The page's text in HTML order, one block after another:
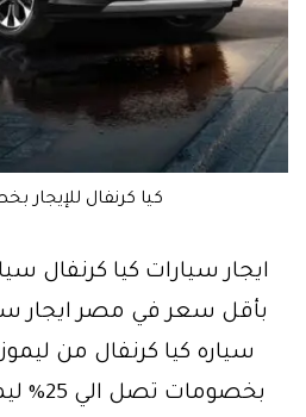
كيا كرنفال للإيجار
ايجار سيارات كيا كرنفال
بأقل سعر في مصر ايجار
سياره كيا كرنفال من